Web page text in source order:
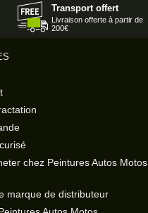
Transport offert
Livraison offerte à partir de
200€
chez Peintures Autos Motos
marque de distributeur